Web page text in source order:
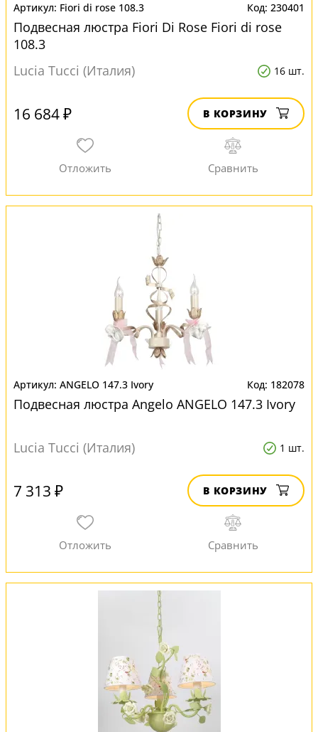
Fiori di rose 108.3 230401
Подвесная люстра Fiori Di Rose Fiori di rose
108.3
Lucia Tucci (Италия)
16 шт.
16 684 ₽ В КОРЗИНУ
ANGELO 147.3 Ivory 182078
Подвесная люстра Angelo ANGELO 147.3 Ivory
Lucia Tucci (Италия) 1 шт.
7 313 ₽ В КОРЗИНУ